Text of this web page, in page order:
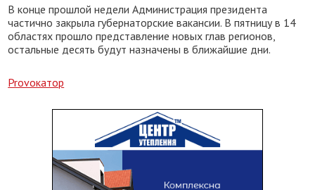
В конце прошлой недели Администрация президента
частично закрыла губернаторские вакансии. В пятницу в 14
областях прошло представление новых глав регионов,
остальные десять будут назначены в ближайшие дни.
Provoкатор